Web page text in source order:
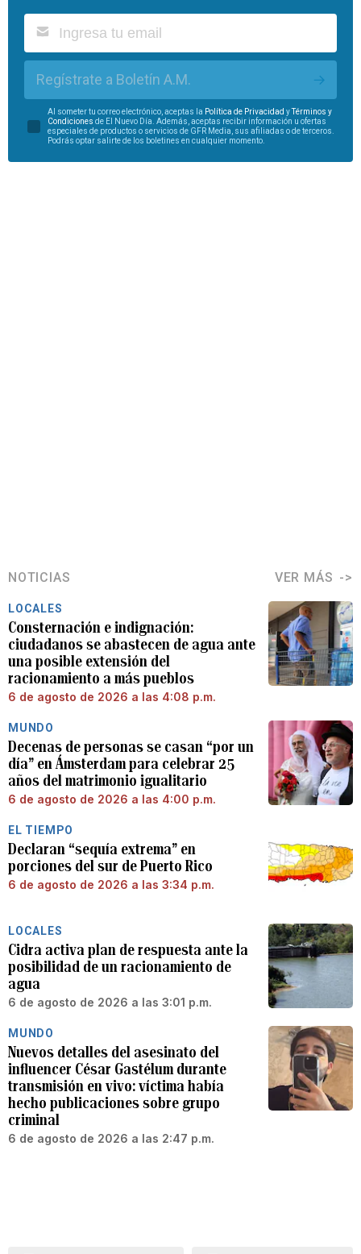
Regístrate a Boletín A.M.
Al someter tu correo electrónico, aceptas la Política de Privacidad yTérminos y
Condiciones de El Nuevo Día. Además, aceptas recibir información u ofertas
especiales de productos o servicios de GFR Media, sus afiliadas o de terceros.
Podrás optar salirte de los boletines en cualquier momento.
NOTICIAS VER MÁS
LOCALES
Consternación e indignación:
ciudadanos se abastecen de agua ante
una posible extensión del
racionamiento a más pueblos
6 de agosto de 2026 a las 4:08 p.m.
MUNDO
Decenas de personas se casan “por un
día” en Ámsterdam para celebrar 25
años del matrimonio igualitario
6 de agosto de 2026 a las 4:00 p.m.
EL TIEMPO
Declaran “sequía extrema” en
porciones del sur de Puerto Rico
6 de agosto de 2026 a las 3:34 p.m.
LOCALES
Cidra activa plan de respuesta ante la
posibilidad de un racionamiento de
agua
6 de agosto de 2026 a las 3:01 p.m.
MUNDO
Nuevos detalles del asesinato del
influencer César Gastélum durante
transmisión en vivo: víctima había
hecho publicaciones sobre grupo
criminal
6 de agosto de 2026 a las 2:47 p.m.